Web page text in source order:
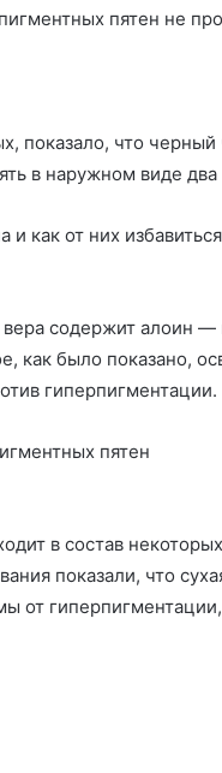
пятен не
показало, что
в наружном виде два
как от них
содержит алоин —
как было показано,
гиперпигментации.
пятен
в состав
показали, что
от